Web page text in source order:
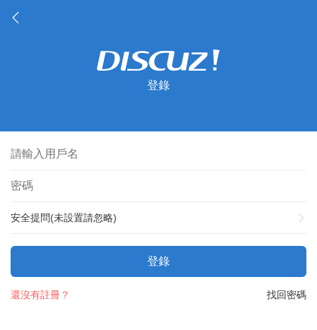
登錄
安全提問(未設置請忽略)
登錄
找回密碼
還沒有註冊？